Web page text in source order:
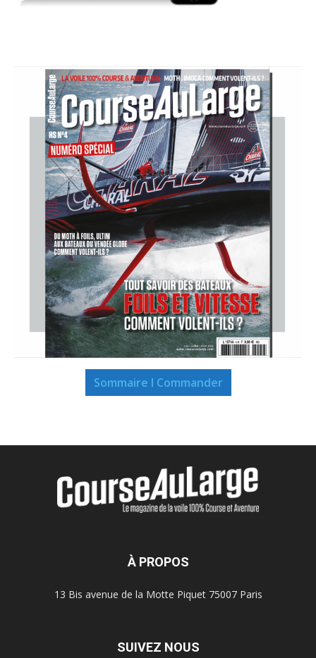
Sommaire I Commander
À PROPOS
13 Bis avenue de la Motte Piquet 75007 Paris
SUIVEZ NOUS